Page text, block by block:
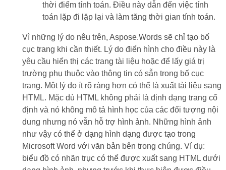
thời điểm tính toán. Điều này dẫn đến việc tính
toán lặp đi lặp lại và làm tăng thời gian tính toán.
Vì những lý do nêu trên, Aspose.Words sẽ chỉ tạo bố
cục trang khi cần thiết. Lý do điển hình cho điều này là
yêu cầu hiển thị các trang tài liệu hoặc để lấy giá trị
trường phụ thuộc vào thông tin có sẵn trong bố cục
trang. Một lý do ít rõ ràng hơn có thể là xuất tài liệu sang
HTML. Mặc dù HTML không phải là định dạng trang cố
định và nó không mô tả hình học của các đối tượng nội
dung nhưng nó vẫn hỗ trợ hình ảnh. Những hình ảnh
như vậy có thể ở dạng hình dạng được tạo trong
Microsoft Word với văn bản bên trong chúng. Ví dụ:
biểu đồ có nhãn trục có thể được xuất sang HTML dưới